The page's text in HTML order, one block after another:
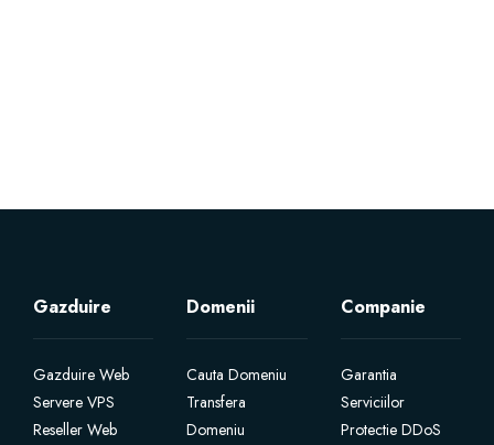
Licente cPanel WHM / WHMSonic
Servere Dedicate
Gazduire
Gazduire Web
Servere VPS
Reseller Web
Domenii
Cauta Domeniu
Transfera
Domeniu
Companie
Garantia
Serviciilor
Protectie DDoS